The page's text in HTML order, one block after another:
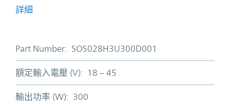
詳細
Part Number: SOS028H3U300D001
額定輸入電壓 (V): 18 – 45
輸出功率 (W): 300